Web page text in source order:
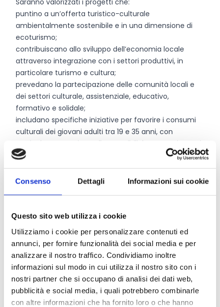
Consenso Dettagli Informazioni sui cookie
Questo sito web utilizza i cookie
Utilizziamo i cookie per personalizzare contenuti ed
annunci, per fornire funzionalità dei social media e per
analizzare il nostro traffico. Condividiamo inoltre
informazioni sul modo in cui utilizza il nostro sito con i
nostri partner che si occupano di analisi dei dati web,
pubblicità e social media, i quali potrebbero combinarle
con altre informazioni che ha fornito loro o che hanno
Saranno valorizzati i progetti che:
puntino a un’offerta turistico-culturale
ambientalmente sostenibile e in una dimensione di
ecoturismo;
contribuiscano allo sviluppo dell’economia locale
attraverso integrazione con i settori produttivi, in
particolare turismo e cultura;
prevedano la partecipazione delle comunità locali e
dei settori culturale, assistenziale, educativo,
formativo e solidale;
includano specifiche iniziative per favorire i consumi
culturali dei giovani adulti tra 19 e 35 anni, con
particolare attenzione all’accessibilità economica e ai
servizi di supporto alla fruizione;
includano, in linea con la transizione digitale, servizi
turistici personalizzati e strumenti di gestione data
interni in tutte le fasi di realizzazione.
esclusivamente nei territori di Piemonte, Liguria e Valle
d’Aosta, con esclusione dei Comuni di Torino e
esclusi i progetti unicamente rivolti ad attività di
ricerca, i progetti di fattibilità architettonica, quelli con